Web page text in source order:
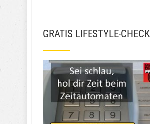
GRATIS LIFESTYLE-CHECK